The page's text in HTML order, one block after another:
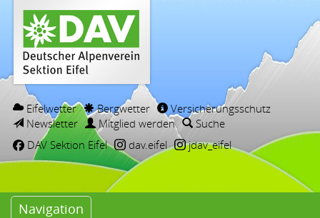
Eifelwetter Bergwetter
Versicherungsschutz
Newsletter
Mitglied werden
Suche
DAV Sektion Eifel
dav.eifel jdav_eifel
Navigation